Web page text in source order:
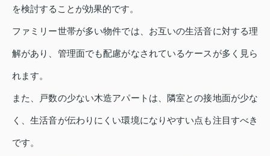
を検討することが効果的です。
ファミリー世帯が多い物件では、お互いの生活音に対する理
解があり、管理面でも配慮がなされているケースが多く見ら
れます。
また、戸数の少ない木造アパートは、隣室との接地面が少な
く、生活音が伝わりにくい環境になりやすい点も注目すべき
です。